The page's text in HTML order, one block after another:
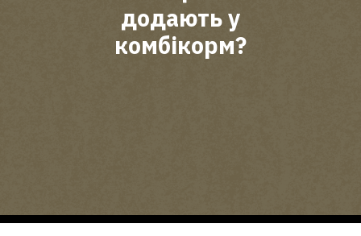
додають у
комбікорм?